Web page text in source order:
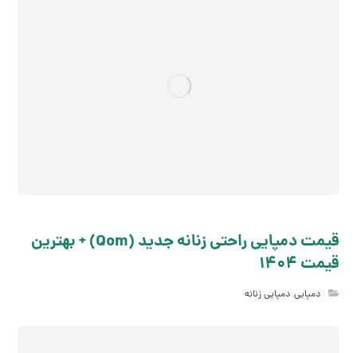
قیمت دمپایی راحتی زنانه جدید (Qom) + بهترین
قیمت 1404
دمپایی,دمپایی زنانه